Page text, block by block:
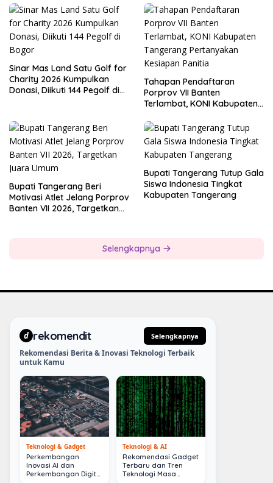
Sinar Mas Land Satu Golf for
Charity 2026 Kumpulkan
Donasi, Diikuti 144 Pegolf di
Tahapan Pendaftaran
Porprov VII Banten
Terlambat, KONI Kabupaten
Kesiapan Panitia
Bupati Tangerang Beri
Motivasi Atlet Jelang Porprov
Banten VII 2026, Targetkan
Bupati Tangerang Tutup Gala
Siswa Indonesia Tingkat
Kabupaten Tangerang
Selengkapnya
d rekomendit Selengkapnya
Rekomendasi Berita & Inovasi Teknologi Terbaik
untuk Kamu
Teknologi & Gadget
Perkembangan
Inovasi AI dan
Perkembangan Digital
Teknologi & AI
Rekomendasi Gadget
Terbaru dan Tren
Teknologi Masa